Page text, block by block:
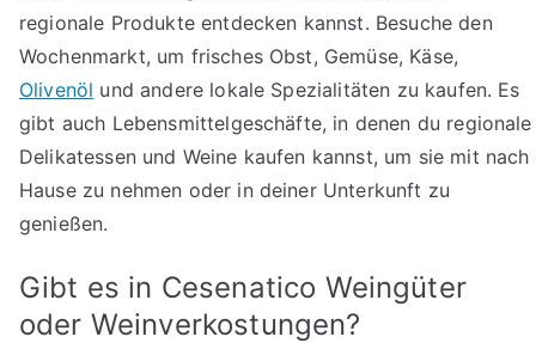
regionale Produkte entdecken kannst. Besuche den
Wochenmarkt, um frisches Obst, Gemüse, Käse,
Olivenöl und andere lokale Spezialitäten zu kaufen. Es
gibt auch Lebensmittelgeschäfte, in denen du regionale
Delikatessen und Weine kaufen kannst, um sie mit nach
Hause zu nehmen oder in deiner Unterkunft zu
genießen.
Gibt es in Cesenatico Weingüter
oder Weinverkostungen?